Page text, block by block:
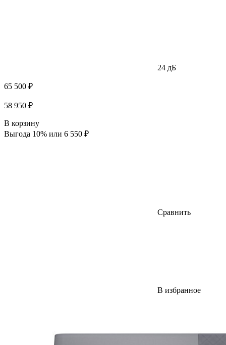
24 дБ
65 500 ₽
58 950 ₽
В корзину
Выгода 10% или 6 550 ₽
Сравнить
В избранное